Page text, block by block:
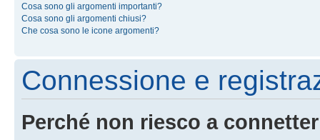
Cosa sono gli argomenti importanti?
Cosa sono gli argomenti chiusi?
Che cosa sono le icone argomenti?
Connessione e
Perché non riesco a